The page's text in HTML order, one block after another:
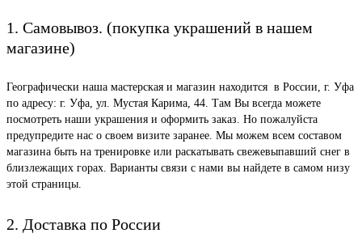
1. Самовывоз. (покупка украшений в нашем
магазине)
Географически наша мастерская и магазин находится в России, г. Уфа
по адресу: г. Уфа, ул. Мустая Карима, 44. Там Вы всегда можете
посмотреть наши украшения и оформить заказ. Но пожалуйста
предупредите нас о своем визите заранее. Мы можем всем составом
магазина быть на тренировке или раскатывать свежевыпавший снег в
близлежащих горах. Варианты связи с нами вы найдете в самом низу
этой страницы.
2. Доставка по России